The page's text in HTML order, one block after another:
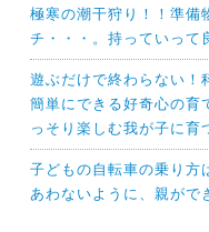
極寒の潮干狩り！！準備
チ・・・。持っていって
遊ぶだけで終わらない！
簡単にできる好奇心の育
っそり楽しむ我が子に育
子どもの自転車の乗り方
あわないように、親がで